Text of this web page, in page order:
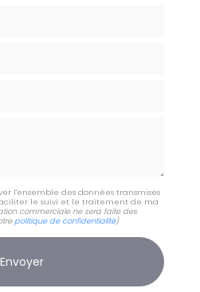
l'ensemble des données transmises
le suivi et le traitement de ma
commerciale ne sera faite des
politique de confidentialité)